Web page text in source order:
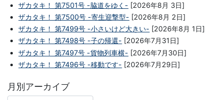
ザカタキ！ 第7501号 -脇道をゆく- [2026年8月 3日]
ザカタキ！ 第7500号 -寄生迎撃型- [2026年8月 2日]
ザカタキ！ 第7499号 -小さいけど大きい- [2026年8月 1日]
ザカタキ！ 第7498号 -子の帰還- [2026年7月31日]
ザカタキ！ 第7497号 -貨物列車横- [2026年7月30日]
ザカタキ！ 第7496号 -移動です- [2026年7月29日]
月別アーカイブ